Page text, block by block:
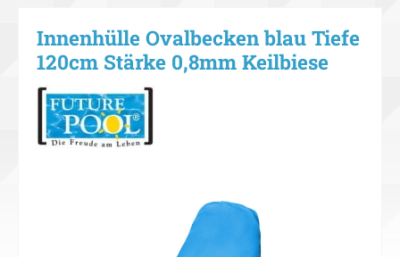
Innenhülle Ovalbecken blau Tiefe
120cm Stärke 0,8mm Keilbiese